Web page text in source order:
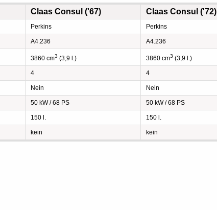
Claas Consul ('67) Claas Consul ('72)
Perkins Perkins
A4.236 A4.236
3860 cm3 (3,9 l.) 3860 cm3 (3,9 l.)
4 4
Nein Nein
50 kW / 68 PS 50 kW / 68 PS
150 l. 150 l.
kein kein